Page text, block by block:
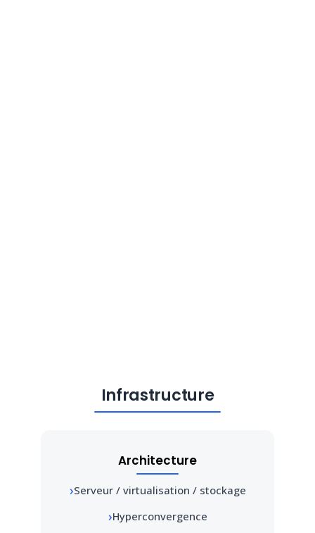
Infrastructure
Architecture
Serveur / virtualisation / stockage
Hyperconvergence